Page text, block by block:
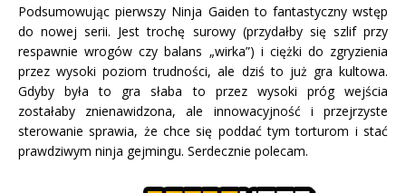
Podsumowując pierwszy Ninja Gaiden to fantastyczny wstęp
do nowej serii. Jest trochę surowy (przydałby się szlif przy
respawnie wrogów czy balans „wirka”) i ciężki do zgryzienia
przez wysoki poziom trudności, ale dziś to już gra kultowa.
Gdyby była to gra słaba to przez wysoki próg wejścia
zostałaby znienawidzona, ale innowacyjność i przejrzyste
sterowanie sprawia, że chce się poddać tym torturom i stać
prawdziwym ninja gejmingu. Serdecznie polecam.